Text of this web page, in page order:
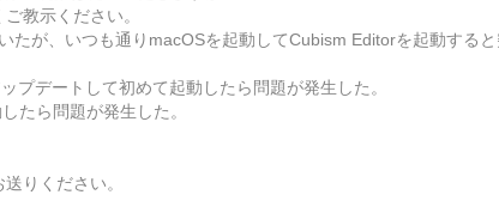
教示ください。
が、いつも通りmacOSを起動してCubism Editorを起動する
ートして初めて起動したら問題が発生した。
ら問題が発生した。
りください。